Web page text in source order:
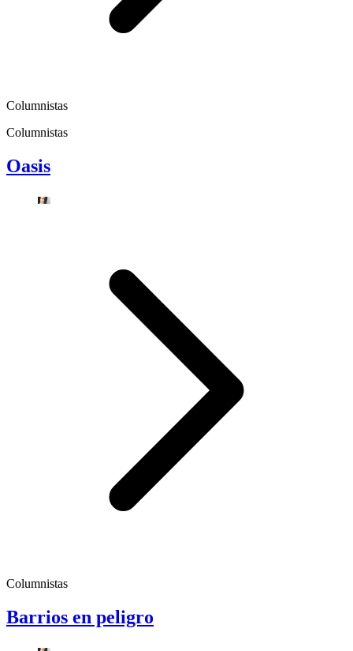
Columnistas
Columnistas
Oasis
Columnistas
Barrios en peligro